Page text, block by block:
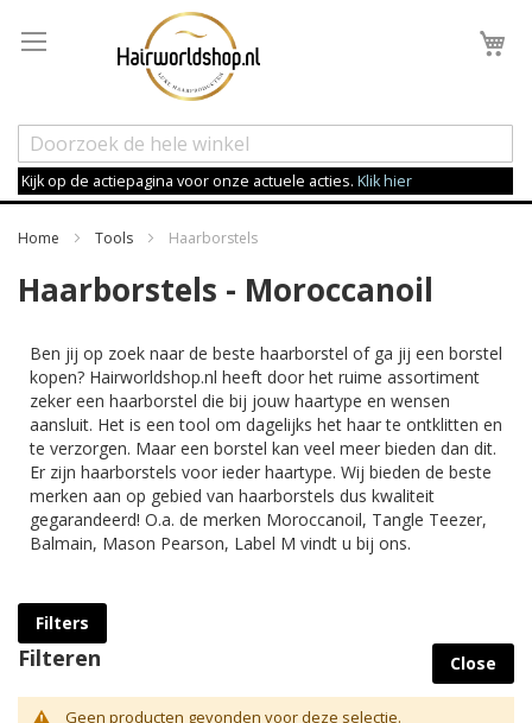
Kijk op de actiepagina voor onze actuele acties. Klik hier
Home Tools Haarborstels
Haarborstels - Moroccanoil
Ben jij op zoek naar de beste haarborstel of ga jij een borstel
kopen? Hairworldshop.nl heeft door het ruime assortiment
zeker een haarborstel die bij jouw haartype en wensen
aansluit. Het is een tool om dagelijks het haar te ontklitten en
te verzorgen. Maar een borstel kan veel meer bieden dan dit.
Er zijn haarborstels voor ieder haartype. Wij bieden de beste
merken aan op gebied van haarborstels dus kwaliteit
gegarandeerd! O.a. de merken Moroccanoil, Tangle Teezer,
Balmain, Mason Pearson, Label M vindt u bij ons.
Filters
Filteren Close
Geen producten gevonden voor deze selectie.